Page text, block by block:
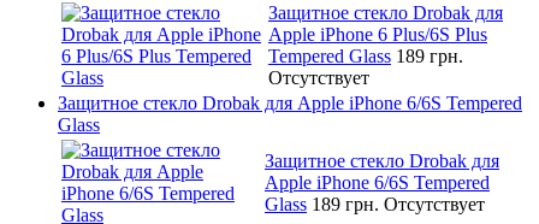
Защитное стекло Drobak для
Apple iPhone 6 Plus/6S Plus
Tempered Glass 189 грн.
Отсутствует
Защитное стекло Drobak для Apple iPhone 6/6S Tempered
Glass
Защитное стекло Drobak для
Apple iPhone 6/6S Tempered
Glass 189 грн. Отсутствует